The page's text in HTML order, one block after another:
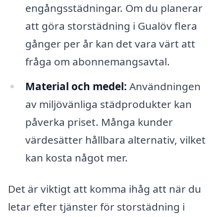
engångsstädningar. Om du planerar
att göra storstädning i Gualöv flera
gånger per år kan det vara värt att
fråga om abonnemangsavtal.
Material och medel: Användningen
av miljövänliga städprodukter kan
påverka priset. Många kunder
värdesätter hållbara alternativ, vilket
kan kosta något mer.
Det är viktigt att komma ihåg att när du
letar efter tjänster för storstädning i